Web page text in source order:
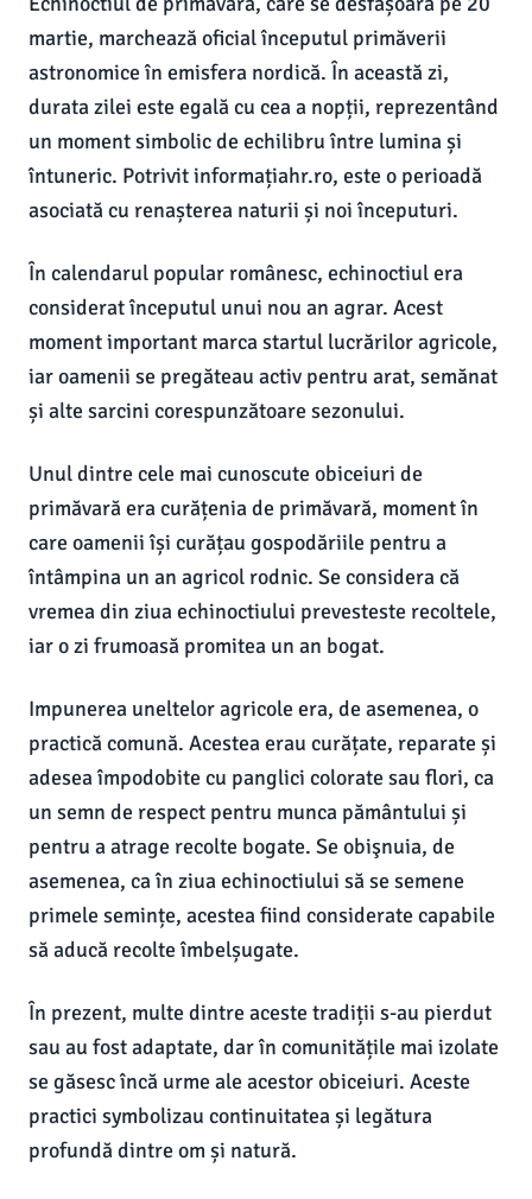
martie, marchează oficial începutul primăverii
astronomice în emisfera nordică. În această zi,
durata zilei este egală cu cea a nopții, reprezentând
un moment simbolic de echilibru între lumina și
întuneric. Potrivit informațiahr.ro, este o perioadă
asociată cu renașterea naturii și noi începuturi.
În calendarul popular românesc, echinoctiul era
considerat începutul unui nou an agrar. Acest
moment important marca startul lucrărilor agricole,
iar oamenii se pregăteau activ pentru arat, semănat
și alte sarcini corespunzătoare sezonului.
Unul dintre cele mai cunoscute obiceiuri de
primăvară era curățenia de primăvară, moment în
care oamenii își curățau gospodăriile pentru a
întâmpina un an agricol rodnic. Se considera că
vremea din ziua echinoctiului prevesteste recoltele,
iar o zi frumoasă promitea un an bogat.
Impunerea uneltelor agricole era, de asemenea, o
practică comună. Acestea erau curățate, reparate și
adesea împodobite cu panglici colorate sau flori, ca
un semn de respect pentru munca pământului și
pentru a atrage recolte bogate. Se obişnuia, de
asemenea, ca în ziua echinoctiului să se semene
primele semințe, acestea fiind considerate capabile
să aducă recolte îmbelșugate.
În prezent, multe dintre aceste tradiții s-au pierdut
sau au fost adaptate, dar în comunitățile mai izolate
se găsesc încă urme ale acestor obiceiuri. Aceste
practici symbolizau continuitatea și legătura
profundă dintre om și natură.